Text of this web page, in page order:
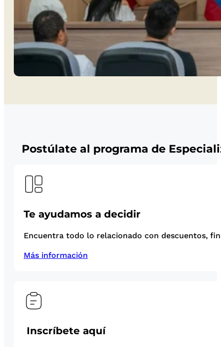
Postúlate al programa de
Te ayudamos a decidir
Encuentra todo lo relacionado con descuentos,
Más información
Inscríbete aquí